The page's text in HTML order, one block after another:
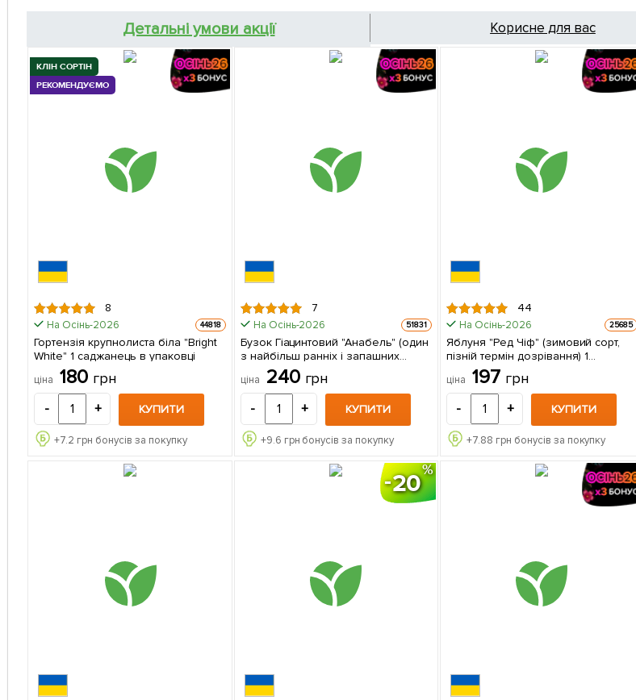
Детальні умови акції Корисне для вас
КЛІН СОРТІН
РЕКОМЕНДУЄМО
8
На Осінь-2026 44818
Гортензія крупнолиста біла "Bright
White" 1 саджанець в упаковці
ціна 180 грн
- + КУПИТИ
+7.2 грн бонусів за покупку
7
На Осінь-2026 51831
Бузок Гіацинтовий "Анабель" (один
з найбільш ранніх і запашних
сортів) 1 саджанець в упаковці
ціна 240 грн
- + КУПИТИ
+9.6 грн бонусів за покупку
44
На Осінь-2026 25685
Яблуня "Ред Чіф" (зимовий сорт,
пізній термін дозрівання) 1
саджанець в упаковці
ціна 197 грн
- + КУПИТИ
+7.88 грн бонусів за покупку
20